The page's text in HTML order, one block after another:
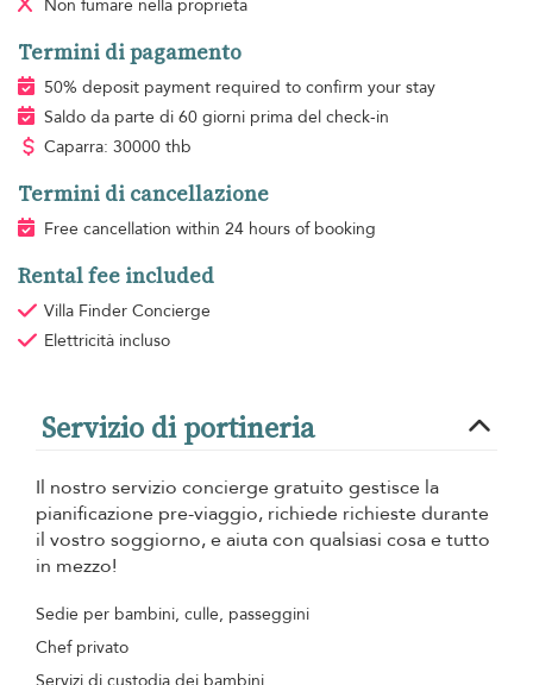
Non fumare nella proprietà
Termini di pagamento
50% deposit payment required to confirm your stay
Saldo da parte di 60 giorni prima del check-in
Caparra: 30000 thb
Termini di cancellazione
Free cancellation within 24 hours of booking
Rental fee included
Villa Finder Concierge
Elettricità incluso
Servizio di portineria
Il nostro servizio concierge gratuito gestisce la
pianificazione pre-viaggio, richiede richieste durante
il vostro soggiorno, e aiuta con qualsiasi cosa e tutto
in mezzo!
Sedie per bambini, culle, passeggini
Chef privato